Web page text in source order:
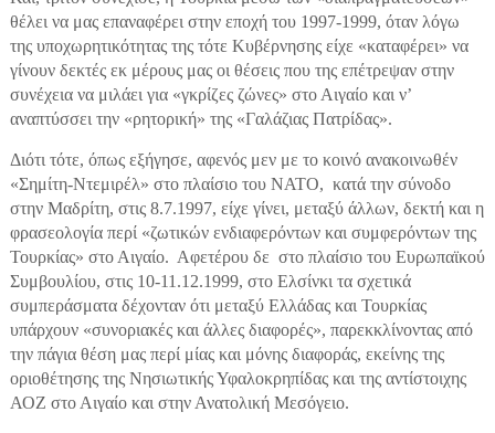
θέλει να μας επαναφέρει στην εποχή του 1997-1999, όταν λόγω
της υποχωρητικότητας της τότε Κυβέρνησης είχε «καταφέρει» να
γίνουν δεκτές εκ μέρους μας οι θέσεις που της επέτρεψαν στην
συνέχεια να μιλάει για «γκρίζες ζώνες» στο Αιγαίο και ν’
αναπτύσσει την «ρητορική» της «Γαλάζιας Πατρίδας».
Διότι τότε, όπως εξήγησε, αφενός μεν με το κοινό ανακοινωθέν
«Σημίτη-Ντεμιρέλ» στο πλαίσιο του ΝΑΤΟ, κατά την σύνοδο
στην Μαδρίτη, στις 8.7.1997, είχε γίνει, μεταξύ άλλων, δεκτή και η
φρασεολογία περί «ζωτικών ενδιαφερόντων και συμφερόντων της
Τουρκίας» στο Αιγαίο. Αφετέρου δε στο πλαίσιο του Ευρωπαϊκού
Συμβουλίου, στις 10-11.12.1999, στο Ελσίνκι τα σχετικά
συμπεράσματα δέχονταν ότι μεταξύ Ελλάδας και Τουρκίας
υπάρχουν «συνοριακές και άλλες διαφορές», παρεκκλίνοντας από
την πάγια θέση μας περί μίας και μόνης διαφοράς, εκείνης της
οριοθέτησης της Νησιωτικής Υφαλοκρηπίδας και της αντίστοιχης
ΑΟΖ στο Αιγαίο και στην Ανατολική Μεσόγειο.